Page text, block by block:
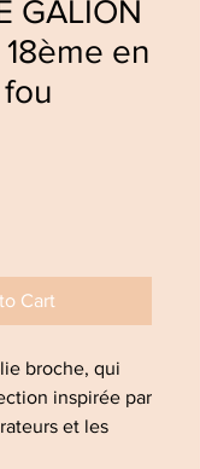
GALION
en
Cart
broche, qui
inspirée par
et les